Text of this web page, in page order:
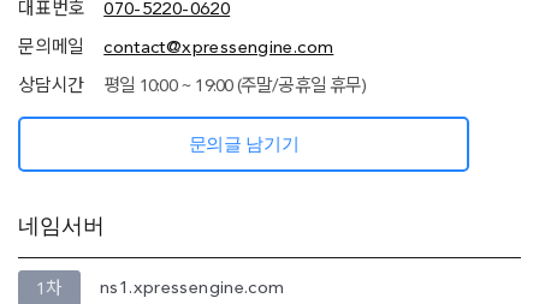
네임서버
정보)
대표번호 070-5220-0620
문의메일 contact@xpressengine.com
상담시간 평일 10:00 ~ 19:00 (주말/공휴일 휴무)
문의글 남기기
네임서버
1차 ns1.xpressengine.com